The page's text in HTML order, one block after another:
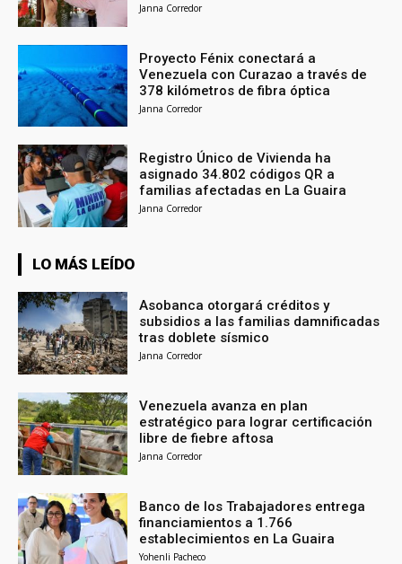
Janna Corredor
Proyecto Fénix conectará a
Venezuela con Curazao a través de
378 kilómetros de fibra óptica
Janna Corredor
Registro Único de Vivienda ha
asignado 34.802 códigos QR a
familias afectadas en La Guaira
Janna Corredor
LO MÁS LEÍDO
Asobanca otorgará créditos y
subsidios a las familias damnificadas
tras doblete sísmico
Janna Corredor
Venezuela avanza en plan
estratégico para lograr certificación
libre de fiebre aftosa
Janna Corredor
Banco de los Trabajadores entrega
financiamientos a 1.766
establecimientos en La Guaira
Yohenli Pacheco